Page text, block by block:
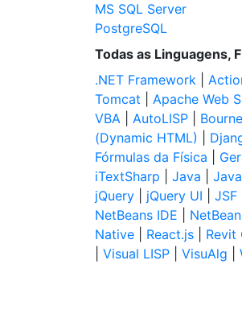
MS SQL Server
PostgreSQL
Todas as Linguagens,
.NET Framework
Tomcat
Apache Web
VBA
AutoLISP
(Dynamic HTML)
Fórmulas da Física
iTextSharp
Java
jQuery
jQuery UI JSF
NetBeans IDE
Native
React.js Revit
Visual LISP VisuAlg